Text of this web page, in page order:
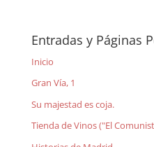
Entradas y Páginas
Inicio
Gran Vía, 1
Su majestad es coja.
Tienda de Vinos ("El